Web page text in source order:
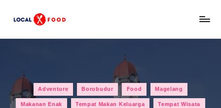
a
l
lokal,
dan
wisata
Posted
in
Adventure Borobudur Food Magelang
Makanan Enak Tempat Makan Keluarga Tempat Wisata